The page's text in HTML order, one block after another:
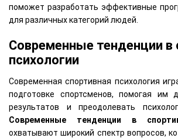
поможет разработать эффективные
для различных категорий людей.
Современные тенденции в
психологии
Современная спортивная психология
подготовке спортсменов, помогая им
результатов и преодолевать
Современные тенденции в
охватывают широкий спектр вопросов,